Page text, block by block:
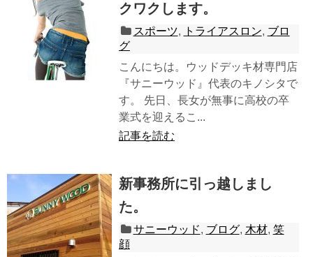
クワクします。
スポーツ, トライアスロン, ブロ
グ
こんにちは。ウッドデッキ材専門店
『サニーウッド』代表のキノシタで
す。 先日、長女が無事に高校の卒
業式を迎えるこ...
記事を読む
新事務所に引っ越しまし
た。
サニーウッド, ブログ, 木材, 笑
顔